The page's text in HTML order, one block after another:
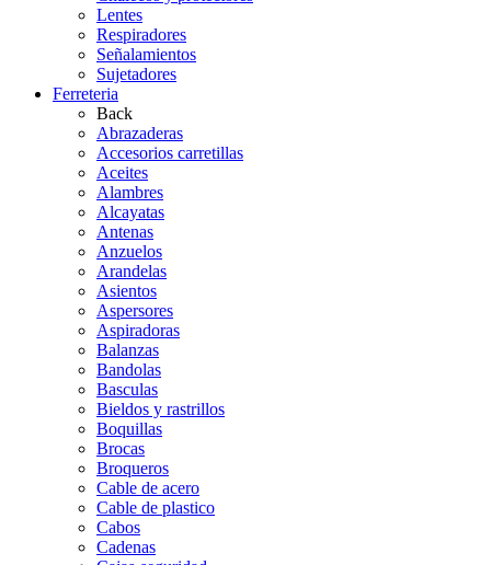
Lentes
Respiradores
Señalamientos
Sujetadores
Ferreteria
Back
Abrazaderas
Accesorios carretillas
Aceites
Alambres
Alcayatas
Antenas
Anzuelos
Arandelas
Asientos
Aspersores
Aspiradoras
Balanzas
Bandolas
Basculas
Bieldos y rastrillos
Boquillas
Brocas
Broqueros
Cable de acero
Cable de plastico
Cabos
Cadenas